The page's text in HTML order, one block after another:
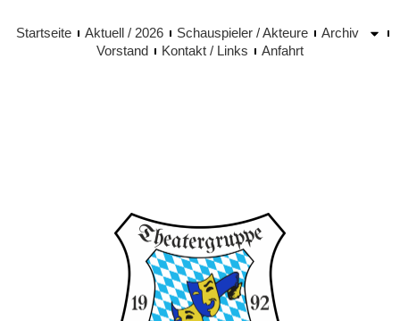
Startseite Aktuell / 2026 Schauspieler / Akteure
Archiv
Vorstand
Kontakt / Links Anfahrt